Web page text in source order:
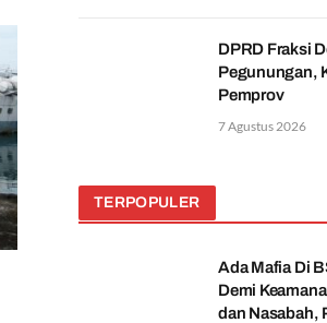
DPRD Fraksi
Pegunungan,
Pemprov
7 Agustus 2026
TERPOPULER
Ada Mafia Di
Demi
dan Nasabah,